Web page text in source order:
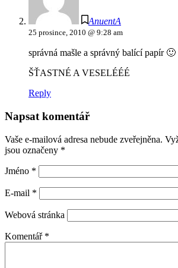
AnuentA
25 prosince, 2010 @ 9:28 am
správná mašle a správný balící papír
ŠŤASTNÉ A VESELÉÉÉ
Reply
Napsat komentář
Vaše e-mailová adresa nebude zveřejněna.
jsou označeny *
Jméno *
E-mail *
Webová stránka
Komentář *